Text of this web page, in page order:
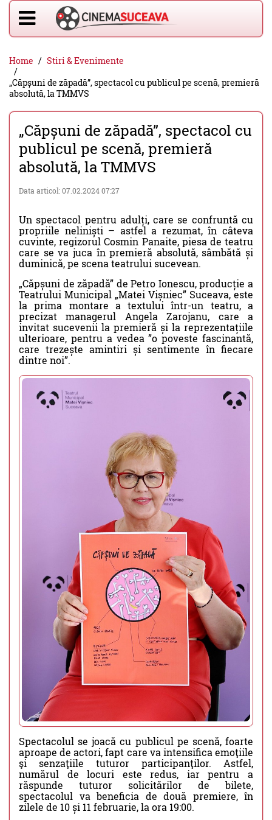
Home
Stiri & Evenimente
„Căpșuni de zăpadă”, spectacol cu publicul pe scenă, premieră
absolută, la TMMVS
„Căpșuni de zăpadă”, spectacol cu
publicul pe scenă, premieră
absolută, la TMMVS
Data articol: 07.02.2024 07:27
Un spectacol pentru adulți, care se confruntă cu
propriile neliniști – astfel a rezumat, în câteva
cuvinte, regizorul Cosmin Panaite, piesa de teatru
care se va juca în premieră absolută, sâmbătă și
duminică, pe scena teatrului sucevean.
„Căpșuni de zăpadă” de Petro Ionescu, producție a
Teatrului Municipal „Matei Vișniec” Suceava, este
la prima montare a textului într-un teatru, a
precizat managerul Angela Zarojanu, care a
invitat sucevenii la premieră și la reprezentațiile
ulterioare, pentru a vedea ”o poveste fascinantă,
care trezește amintiri și sentimente în fiecare
dintre noi”.
Spectacolul se joacă cu publicul pe scenă, foarte
aproape de actori, fapt care va intensifica emoţiile
şi senzaţiile tuturor participanţilor. Astfel,
numărul de locuri este redus, iar pentru a
răspunde tuturor solicitărilor de bilete,
spectacolul va beneficia de două premiere, în
zilele de 10 și 11 februarie, la ora 19:00.